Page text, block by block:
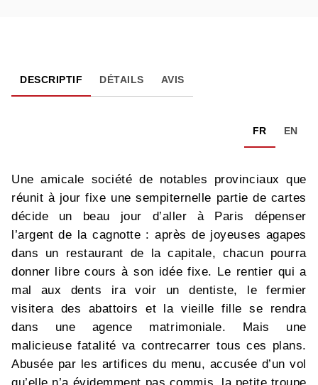
DESCRIPTIF DÉTAILS AVIS
FR EN
Une amicale société de notables provinciaux que
réunit à jour fixe une sempiternelle partie de cartes
décide un beau jour d’aller à Paris dépenser
l’argent de la cagnotte : après de joyeuses agapes
dans un restaurant de la capitale, chacun pourra
donner libre cours à son idée fixe. Le rentier qui a
mal aux dents ira voir un dentiste, le fermier
visitera des abattoirs et la vieille fille se rendra
dans une agence matrimoniale. Mais une
malicieuse fatalité va contrecarrer tous ces plans.
Abusée par les artifices du menu, accusée d’un vol